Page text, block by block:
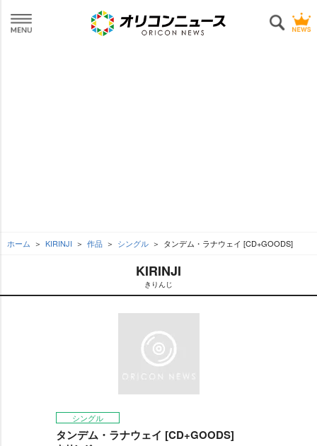
ホーム KIRINJI 作品 シングル タンデム・ラナウェイ [CD+GOODS]
KIRINJI
きりんじ
シングル
タンデム・ラナウェイ [CD+GOODS]